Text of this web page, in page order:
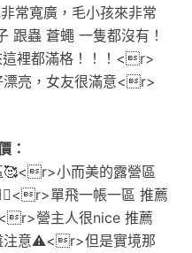
常寬廣，毛小孩來非常
跟蟲 蒼蠅 一隻都沒有！
裡都滿格！！！<r>
漂亮，女友很滿意<r>
：
🥰<r>小而美的露營區
單飛一帳一區 推薦
營主人很nice 推薦
注意⚠️<r>但是實境那